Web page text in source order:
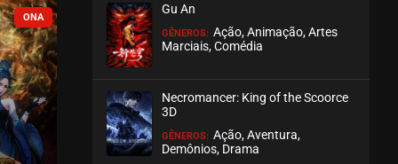
ASSISTIDO
EPISÓDIO 205
COMPLETO
Gu An
GÊNEROS: Ação, Animação, Artes
Marciais, Comédia
Necromancer: King of the Scoorce
3D
GÊNEROS: Ação, Aventura,
Demônios, Drama